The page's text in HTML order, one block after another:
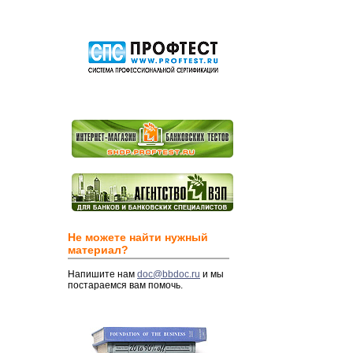
Не можете найти нужный
материал?
Напишите нам doc@bbdoc.ru и мы
постараемся вам помочь.